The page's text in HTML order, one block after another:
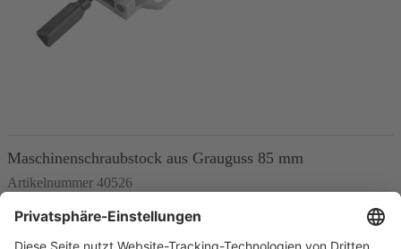
Maschinenschraubstock aus Grauguss 85 mm
Artikelnummer 40526
passend zu
WABECO Bohrständer B1230
WABECO Bohrständer Fräsständer BF